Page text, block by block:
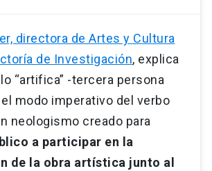
directora de Artes y Cultura
de Investigación, explica
“artifica” -tercera persona
modo imperativo del verbo
neologismo creado para
a participar en la
de la obra artística junto al